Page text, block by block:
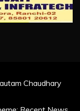
Chaudhary